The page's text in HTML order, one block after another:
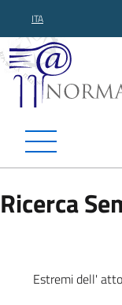
ITA
Ricerca
Estremi dell' atto